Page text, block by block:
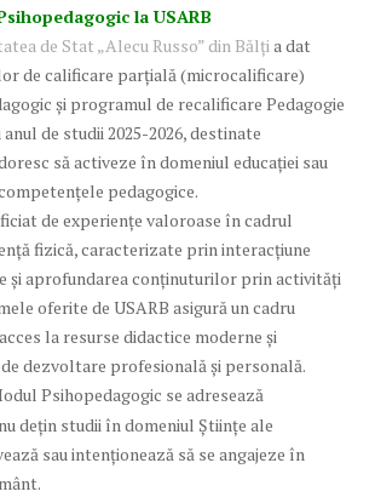
la USARB
de Stat „Alecu Russo” din Bălți a dat
de calificare parțială (microcalificare)
și programul de recalificare Pedagogie
de studii 2025-2026, destinate
să activeze în domeniul educației sau
pedagogice.
de experiențe valoroase în cadrul
fizică, caracterizate prin interacțiune
și aprofundarea conținuturilor prin activități
oferite de USARB asigură un cadru
la resurse didactice moderne și
dezvoltare profesională și personală.
Psihopedagogic se adresează
dețin studii în domeniul Științe ale
sau intenționează să se angajeze în